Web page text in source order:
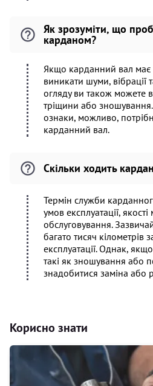
Як зрозуміти, що
карданом?
Якщо карданний вал
виникати шуми, вібрації
огляду ви також можете
тріщини або
ознаки, можливо,
карданний вал.
Скільки ходить
Термін служби
умов експлуатації, якості
обслуговування.
багато тисяч кілометрів
експлуатації. Однак,
такі як зношування
знадобитися заміна або
Корисно знати